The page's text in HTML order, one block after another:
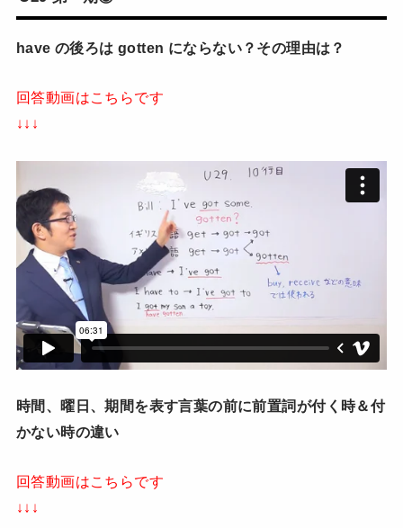
have の後ろは gotten にならない？その理由は？
回答動画はこちらです
↓↓↓
時間、曜日、期間を表す言葉の前に前置詞が付く時＆付
かない時の違い
回答動画はこちらです
↓↓↓